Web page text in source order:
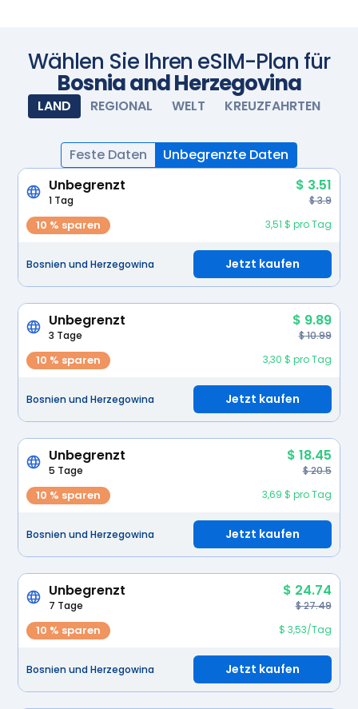
Scannen Sie mit Ihrer Kamera
aktiviert. Genießen Sie nahtlose Konnektivität.
Wählen Sie Ihren eSIM-Plan für
Bosnia and Herzegovina
LAND REGIONAL WELT KREUZFAHRTEN
Feste Daten
Unbegrenzte Daten
Unbegrenzt
$ 3.51
1 Tag $ 3.9
10 % sparen 3,51 $ pro Tag
Bosnien und Herzegowina Jetzt kaufen
Unbegrenzt $ 9.89
3 Tage $ 10.99
10 % sparen 3,30 $ pro Tag
Bosnien und Herzegowina Jetzt kaufen
Unbegrenzt $ 18.45
5 Tage $ 20.5
10 % sparen 3,69 $ pro Tag
Bosnien und Herzegowina Jetzt kaufen
Unbegrenzt $ 24.74
7 Tage $ 27.49
10 % sparen $ 3,53/Tag
Bosnien und Herzegowina Jetzt kaufen